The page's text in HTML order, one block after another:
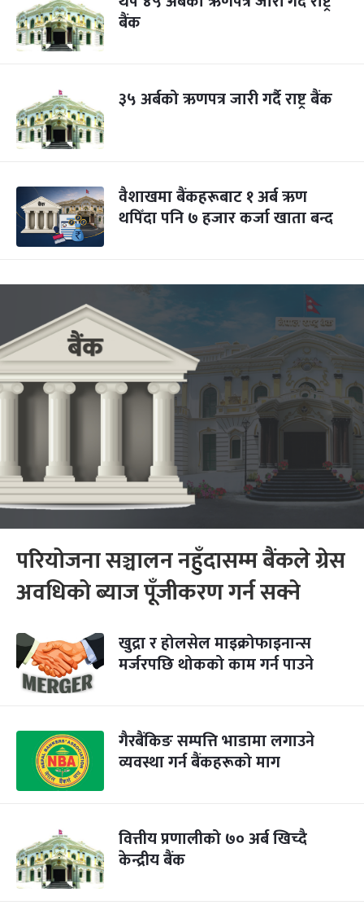
बैंक
३५ अर्बको ऋणपत्र जारी गर्दै राष्ट्र बैंक
वैशाखमा बैंकहरूबाट १ अर्ब ऋण
थपिँदा पनि ७ हजार कर्जा खाता बन्द
परियोजना सञ्चालन नहुँदासम्म बैंकले ग्रेस
अवधिको ब्याज पूँजीकरण गर्न सक्ने
खुद्रा र होलसेल माइक्रोफाइनान्स
मर्जरपछि थोकको काम गर्न पाउने
गैरबैंकिङ सम्पत्ति भाडामा लगाउने
व्यवस्था गर्न बैंकहरूको माग
वित्तीय प्रणालीको ७० अर्ब खिच्दै
केन्द्रीय बैंक